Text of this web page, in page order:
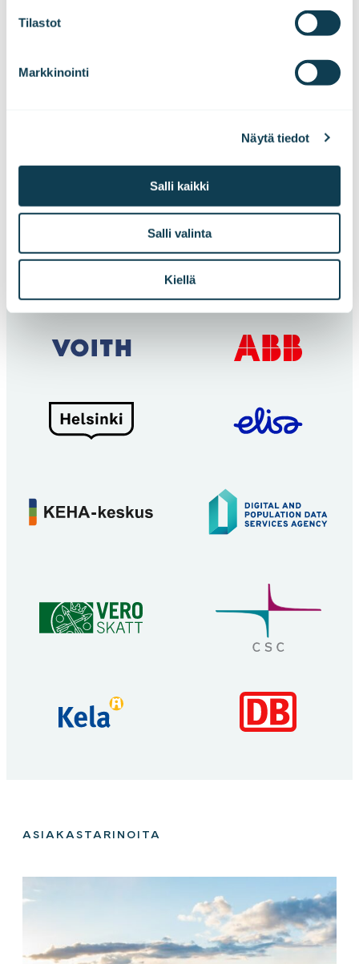
Tilastot
Markkinointi
Näytä tiedot
Salli kaikki
Salli valinta
Kiellä
BMW
outotec
Voith ABB
Helsinki Elisa
KEHA-
keskus
Digi-
väestötietovirasto
Vero
Kela
Deutsche
Bahn
ASIAKASTARINOITA